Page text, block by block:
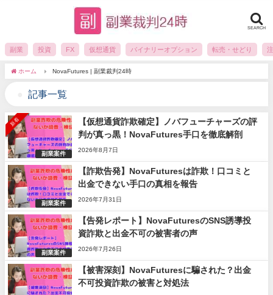
SEARCH
副業 投資 FX 仮想通貨 バイナリーオプション 転売・せどり
ホーム NovaFutures | 副業裁判24時
記事一覧
新着
副業案件
【仮想通貨詐欺確定】ノバフューチャーズの評
判が真っ黒！NovaFutures手口を徹底解剖
2026年8月7日
副業案件
【詐欺告発】NovaFuturesは詐欺！口コミと
出金できない手口の真相を報告
2026年7月31日
副業案件
【告発レポート】NovaFuturesのSNS誘導投
資詐欺と出金不可の被害者の声
2026年7月26日
【被害深刻】NovaFuturesに騙された？出金
不可投資詐欺の被害と対処法